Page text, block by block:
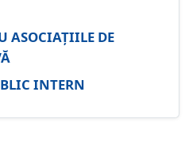
ASOCIAȚIILE DE
INTERN